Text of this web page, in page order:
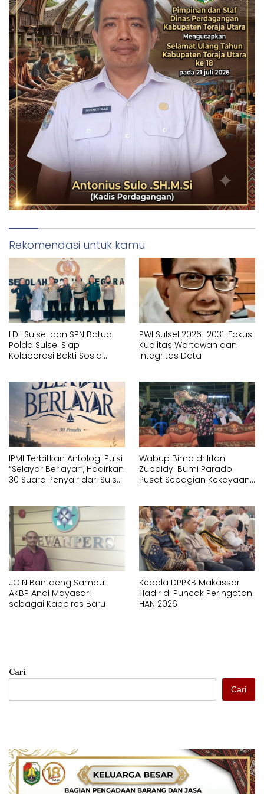
Rekomendasi untuk kamu
LDII Sulsel dan SPN Batua
Polda Sulsel Siap
Kolaborasi Bakti Sosial
PWI Sulsel 2026–2031: Fokus
Kualitas Wartawan dan
Integritas Data
IPMI Terbitkan Antologi Puisi
“Selayar Berlayar”, Hadirkan
30 Suara Penyair dari Sulsel
Wabup Bima dr.Irfan
Zubaidy: Bumi Parado
Pusat Sebagian Kekayaan
JOIN Bantaeng Sambut
AKBP Andi Mayasari
sebagai Kapolres Baru
Kepala DPPKB Makassar
Hadir di Puncak Peringatan
HAN 2026
Cari
Cari